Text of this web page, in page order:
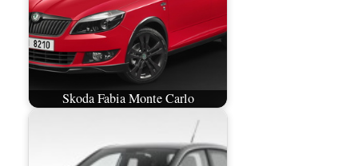
Skoda Fabia Monte Carlo